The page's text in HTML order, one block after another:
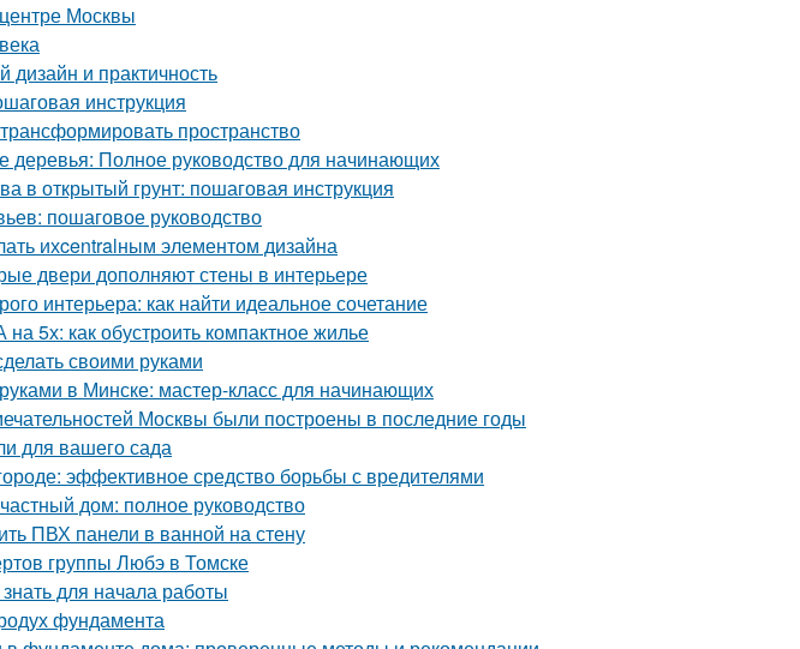
Москвы
и практичность
инструкция
пространство
деревья: Полное руководство для начинающих
в открытый грунт: пошаговая инструкция
пошаговое руководство
ихcentralным элементом дизайна
двери дополняют стены в интерьере
интерьера: как найти идеальное сочетание
5х: как обустроить компактное жилье
своими руками
в Минске: мастер-класс для начинающих
Москвы были построены в последние годы
для вашего сада
эффективное средство борьбы с вредителями
дом: полное руководство
ПВХ панели в ванной на стену
группы Любэ в Томске
для начала работы
фундамента